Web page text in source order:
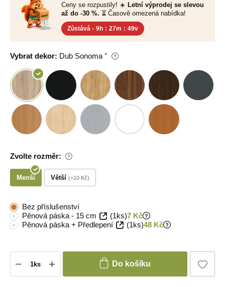
Ceny se rozpustily! ☀️ Letní výprodej se slevou
až do -30 %. ⏳ Časově omezená nabídka!
Zůstává - 9h : 27m : 48v
Vybrat dekor: Dub Sonoma
Zvolte rozměr:
Menší Větší +10 Kč
Bez příslušenství
Pěnová páska - 15 cm
(1ks)7 Kč
Pěnová páska + Předlepení
(1ks)48 Kč
Do košíku